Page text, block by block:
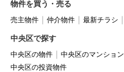
物件を買う・売る
売主物件 仲介物件 最新チラシ
中央区で探す
中央区の物件 中央区のマンション
中央区の投資物件